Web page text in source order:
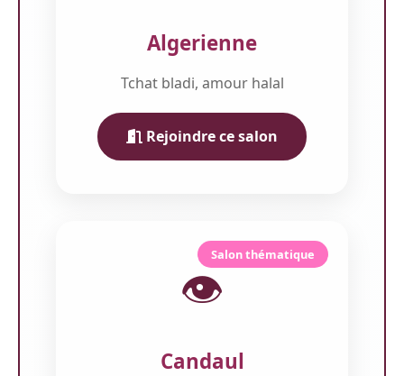
Algerienne
Tchat bladi, amour halal
Rejoindre ce salon
Salon thématique
👁️
Candaul